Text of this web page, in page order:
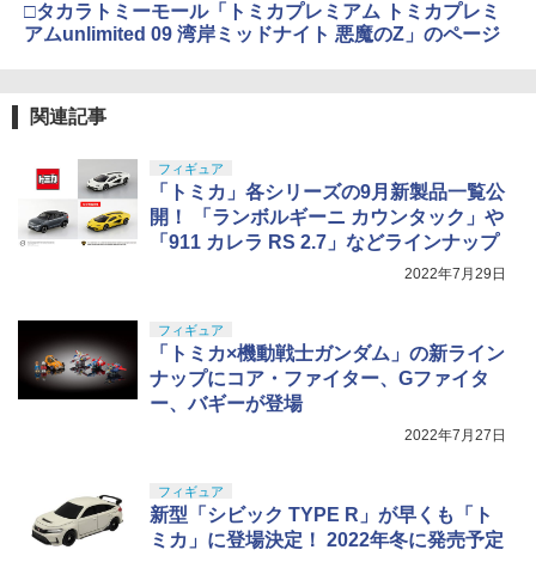
□タカラトミーモール「トミカプレミアム トミカプレミ
アムunlimited 09 湾岸ミッドナイト 悪魔のZ」のページ
関連記事
フィギュア
「トミカ」各シリーズの9月新製品一覧公
開！ 「ランボルギーニ カウンタック」や
「911 カレラ RS 2.7」などラインナップ
2022年7月29日
フィギュア
「トミカ×機動戦士ガンダム」の新ライン
ナップにコア・ファイター、Gファイタ
ー、バギーが登場
2022年7月27日
フィギュア
新型「シビック TYPE R」が早くも「ト
ミカ」に登場決定！ 2022年冬に発売予定